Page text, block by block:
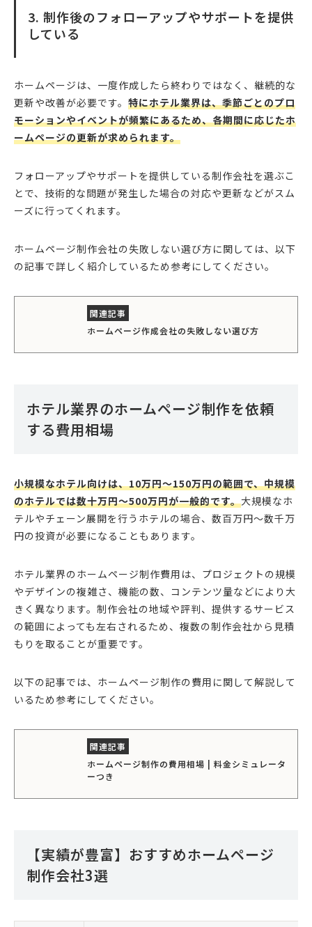
3. 制作後のフォローアップやサポートを提供
している
ホームページは、一度作成したら終わりではなく、継続的な
更新や改善が必要です。 特にホテル業界は、季節ごとのプロ
モーションやイベントが頻繁にあるため、各期間に応じたホ
ームページの更新が求められます。
フォローアップやサポートを提供している制作会社を選ぶこ
とで、技術的な問題が発生した場合の対応や更新などがスム
ーズに行ってくれます。
ホームページ制作会社の失敗しない選び方に関しては、以下
の記事で詳しく紹介しているため参考にしてください。
ホームページ作成会社の失敗しない選び方
ホテル業界のホームページ制作を依頼
する費用相場
小規模なホテル向けは、10万円〜150万円の範囲で、中規模
のホテルでは数十万円〜500万円が一般的です。大規模なホ
テルやチェーン展開を行うホテルの場合、数百万円〜数千万
円の投資が必要になることもあります。
ホテル業界のホームページ制作費用は、プロジェクトの規模
やデザインの複雑さ、機能の数、コンテンツ量などにより大
きく異なります。制作会社の地域や評判、提供するサービス
の範囲によっても左右されるため、複数の制作会社から見積
もりを取ることが重要です。
以下の記事では、ホームページ制作の費用に関して解説して
いるため参考にしてください。
ホームページ制作の費用相場 | 料金シミュレータ
ーつき
【実績が豊富】おすすめホームページ
制作会社3選